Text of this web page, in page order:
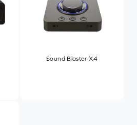
Sound Blaster X4